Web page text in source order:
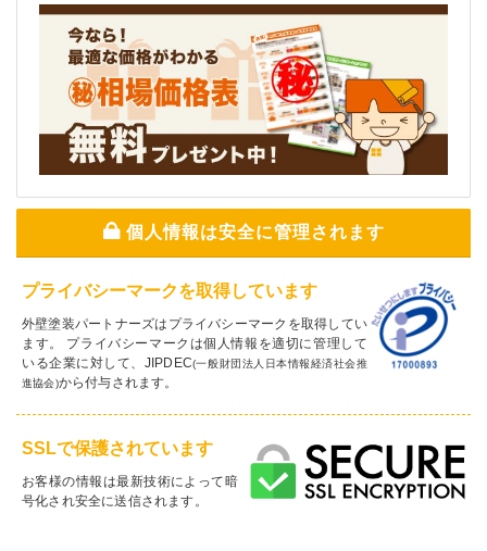
個人情報は安全に管理されます
プライバシーマークを取得しています
外壁塗装パートナーズはプライバシーマークを取得してい
ます。 プライバシーマークは個人情報を適切に管理して
いる企業に対して、JIPDEC(一般財団法人日本情報経済社会推
進協会)から付与されます。
SSLで保護されています
お客様の情報は最新技術によって暗
号化され安全に送信されます。